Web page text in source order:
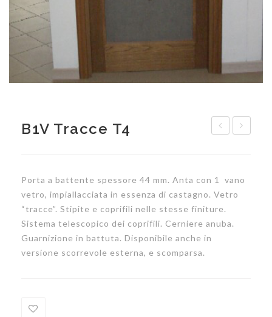
B1V Tracce T4
Porta a battente spessore 44 mm. Anta con 1 vano
vetro, impiallacciata in essenza di castagno. Vetro
“tracce”. Stipite e coprifili nelle stesse finiture.
Sistema telescopico dei coprifili. Cerniere anuba.
Guarnizione in battuta. Disponibile anche in
versione scorrevole esterna, e scomparsa.